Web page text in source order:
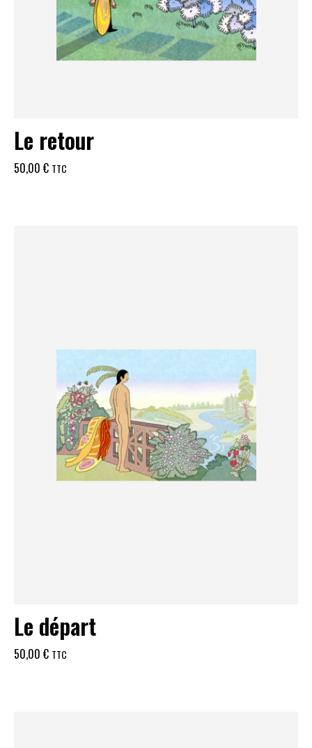
Le retour
50,00 € TTC
Le départ
50,00 € TTC